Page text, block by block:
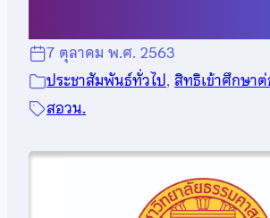
7 ตุลาคม พ.ศ. 2563
ประชาสัมพันธ์ทั่วไป, สิทธิเข้าศึกษา
สอวน.